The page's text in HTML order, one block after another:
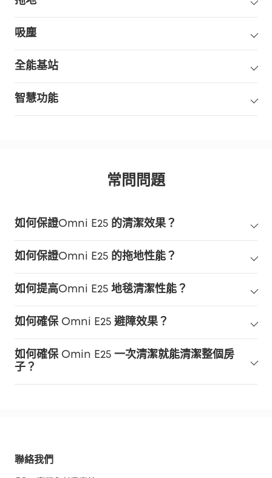
吸塵
全能基站
智慧功能
常問問題
如何保證Omni E25 的清潔效果？
如何保證Omni E25 的拖地性能？
如何提高Omni E25 地毯清潔性能？
如何確保 Omni E25 避障效果？
如何確保 Omin E25 一次清潔就能清潔整個房
子？
聯絡我們